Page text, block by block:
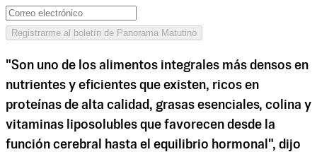
Registrarme al boletín de Panorama Matutino
"Son uno de los alimentos integrales más densos en
nutrientes y eficientes que existen, ricos en
proteínas de alta calidad, grasas esenciales, colina y
vitaminas liposolubles que favorecen desde la
función cerebral hasta el equilibrio hormonal", dijo